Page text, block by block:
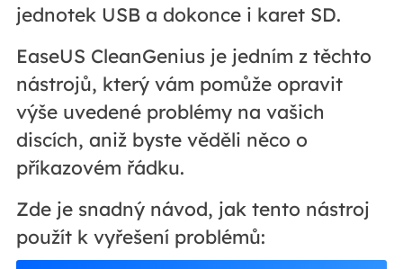
jednotek USB a dokonce i karet SD.
EaseUS CleanGenius je jedním z těchto
nástrojů, který vám pomůže opravit
výše uvedené problémy na vašich
discích, aniž byste věděli něco o
příkazovém řádku.
Zde je snadný návod, jak tento nástroj
použít k vyřešení problémů: